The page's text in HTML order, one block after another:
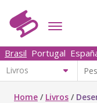
Brasil Portugal
Home / Livros /